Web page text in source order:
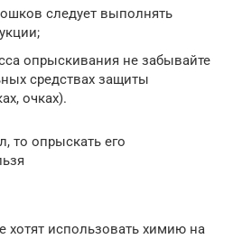
следует выполнять
опрыскивания не забывайте
средствах защиты
очках).
то опрыскать его
хотят использовать химию на